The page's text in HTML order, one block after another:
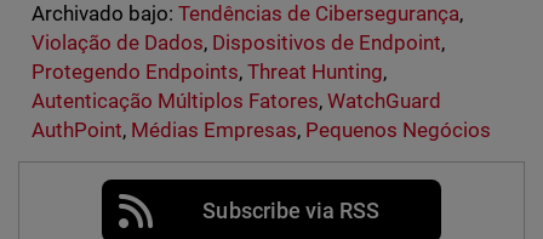
Archivado bajo: Tendências de Cibersegurança,
Violação de Dados, Dispositivos de Endpoint,
Protegendo Endpoints, Threat Hunting,
Autenticação Múltiplos Fatores,WatchGuard
AuthPoint, Médias Empresas, Pequenos Negócios
Subscribe via RSS